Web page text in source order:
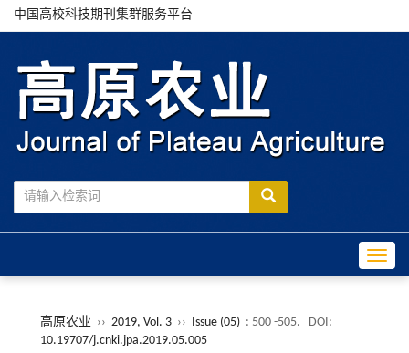
中国高校科技期刊集群服务平台
高原农业 ›› 2019, Vol. 3 ›› Issue (05) : 500 -505.
DOI:
10.19707/j.cnki.jpa.2019.05.005